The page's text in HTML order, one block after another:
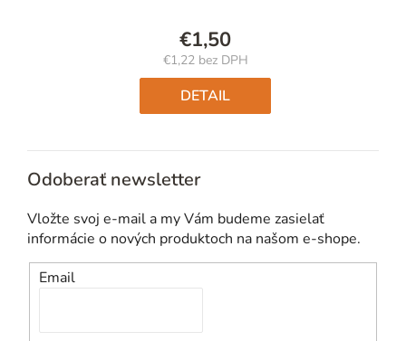
€1,50
€1,22 bez DPH
Jednotková
cena:
DETAIL
Odoberať newsletter
Vložte svoj e-mail a my Vám budeme zasielať
informácie o nových produktoch na našom e-shope.
Email